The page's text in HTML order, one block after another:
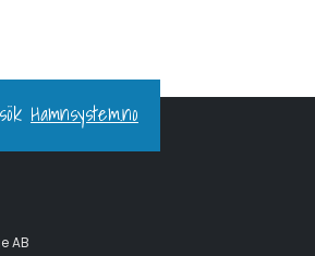
Hamnsystem.no
AB